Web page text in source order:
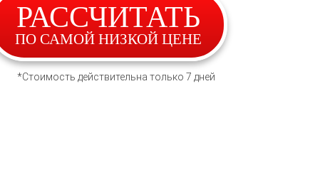
РАССЧИТАТЬ
ПО САМОЙ НИЗКОЙ ЦЕНЕ
*Стоимость действительна только 7 дней